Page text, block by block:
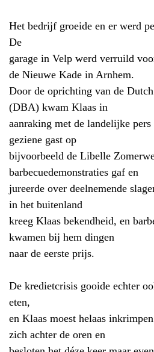
Het bedrijf groeide en er werd
De
garage in Velp werd verruild
de Nieuwe Kade in Arnhem.
Door de oprichting van de
(DBA) kwam Klaas in
aanraking met de landelijke
geziene gast op
bijvoorbeeld de Libelle
barbecuedemonstraties gaf en
jureerde over deelnemende
in het buitenland
kreeg Klaas bekendheid, en
kwamen bij hem dingen
naar de eerste prijs.
De kredietcrisis gooide echter
eten,
en Klaas moest helaas
zich achter de oren en